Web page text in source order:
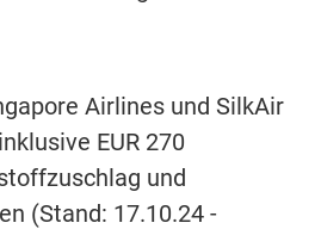
Airlines und SilkAir
EUR 270
und
(Stand: 17.10.24 -